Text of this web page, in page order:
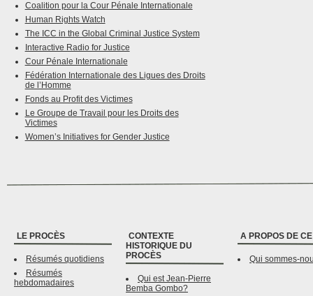
Coalition pour la Cour Pénale Internationale
Human Rights Watch
The ICC in the Global Criminal Justice System
Interactive Radio for Justice
Cour Pénale Internationale
Fédération Internationale des Ligues des Droits
de l’Homme
Fonds au Profit des Victimes
Le Groupe de Travail pour les Droits des
Victimes
Women’s Initiatives for Gender Justice
LE PROCÈS
Résumés quotidiens
Résumés
hebdomadaires
CONTEXTE
HISTORIQUE DU
PROCÈS
Qui est Jean-Pierre
Bemba Gombo?
A PROPOS DE
Qui sommes-